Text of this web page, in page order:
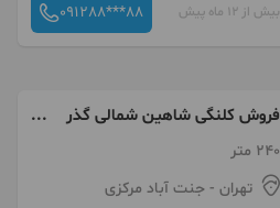
بیش از 12 ماه پیش 091288***88
فروش کلنگی شاهین شمالی گذر
12
240 متر
تهران - جنت آباد مرکزی